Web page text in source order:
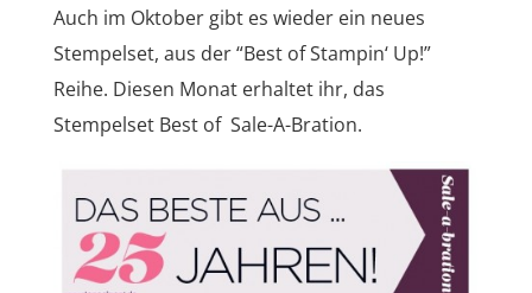
Auch im Oktober gibt es wieder ein neues
Stempelset, aus der “Best of Stampin‘ Up!”
Reihe. Diesen Monat erhaltet ihr, das
Stempelset Best of Sale-A-Bration.